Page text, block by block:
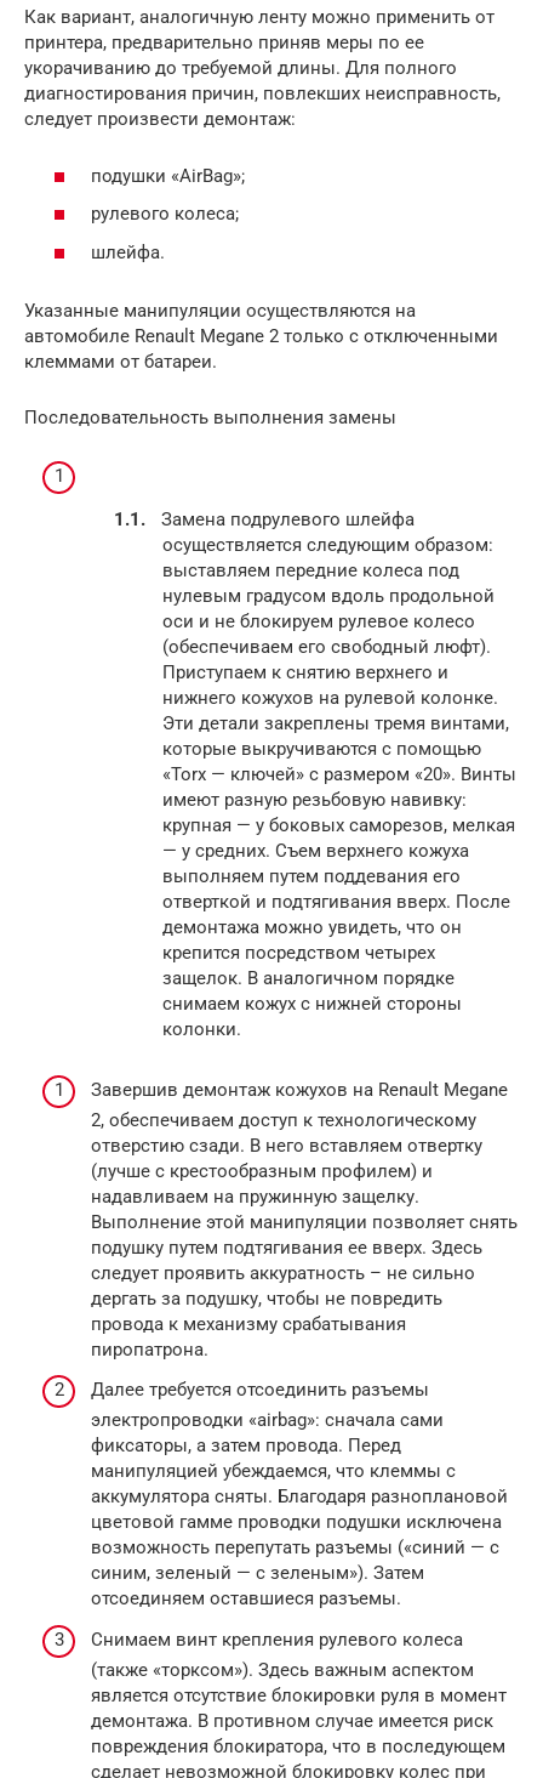
Как вариант, аналогичную ленту можно применить от
принтера, предварительно приняв меры по ее
укорачиванию до требуемой длины. Для полного
диагностирования причин, повлекших неисправность,
следует произвести демонтаж:
подушки «AirBag»;
рулевого колеса;
шлейфа.
Указанные манипуляции осуществляются на
автомобиле Renault Megane 2 только с отключенными
клеммами от батареи.
Последовательность выполнения замены
Замена подрулевого шлейфа
осуществляется следующим образом:
выставляем передние колеса под
нулевым градусом вдоль продольной
оси и не блокируем рулевое колесо
(обеспечиваем его свободный люфт).
Приступаем к снятию верхнего и
нижнего кожухов на рулевой колонке.
Эти детали закреплены тремя винтами,
которые выкручиваются с помощью
«Torx — ключей» с размером «20». Винты
имеют разную резьбовую навивку:
крупная — у боковых саморезов, мелкая
— у средних. Съем верхнего кожуха
выполняем путем поддевания его
отверткой и подтягивания вверх. После
демонтажа можно увидеть, что он
крепится посредством четырех
защелок. В аналогичном порядке
снимаем кожух с нижней стороны
колонки.
Завершив демонтаж кожухов на Renault Megane
2, обеспечиваем доступ к технологическому
отверстию сзади. В него вставляем отвертку
(лучше с крестообразным профилем) и
надавливаем на пружинную защелку.
Выполнение этой манипуляции позволяет снять
подушку путем подтягивания ее вверх. Здесь
следует проявить аккуратность – не сильно
дергать за подушку, чтобы не повредить
провода к механизму срабатывания
пиропатрона.
Далее требуется отсоединить разъемы
электропроводки «airbag»: сначала сами
фиксаторы, а затем провода. Перед
манипуляцией убеждаемся, что клеммы с
аккумулятора сняты. Благодаря разноплановой
цветовой гамме проводки подушки исключена
возможность перепутать разъемы («синий — с
синим, зеленый — с зеленым»). Затем
отсоединяем оставшиеся разъемы.
Снимаем винт крепления рулевого колеса
(также «торксом»). Здесь важным аспектом
является отсутствие блокировки руля в момент
демонтажа. В противном случае имеется риск
повреждения блокиратора, что в последующем
сделает невозможной блокировку колес при